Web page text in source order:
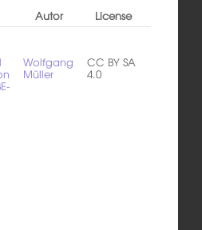
Autor
License
Wolfgang
Müller
CC BY SA
4.0